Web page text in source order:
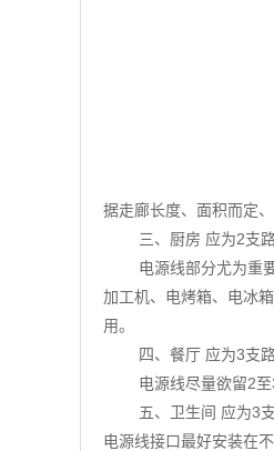
据走廊长度、面积而定
三、厨房 应为2支
电源线部分尤为重
加工机、电烤箱、电冰
用。
四、餐厅 应为3支
电源线尽量欲留2
五、卫生间 应为3
电源线接口最好安装在